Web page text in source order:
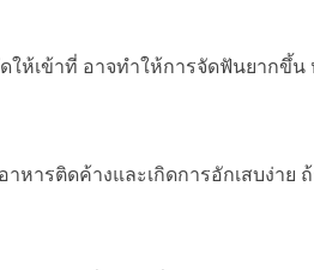
ห้เข้าที่ อาจทำให้การจัดฟันยากขึ้น
หารติดค้างและเกิดการอักเสบง่าย